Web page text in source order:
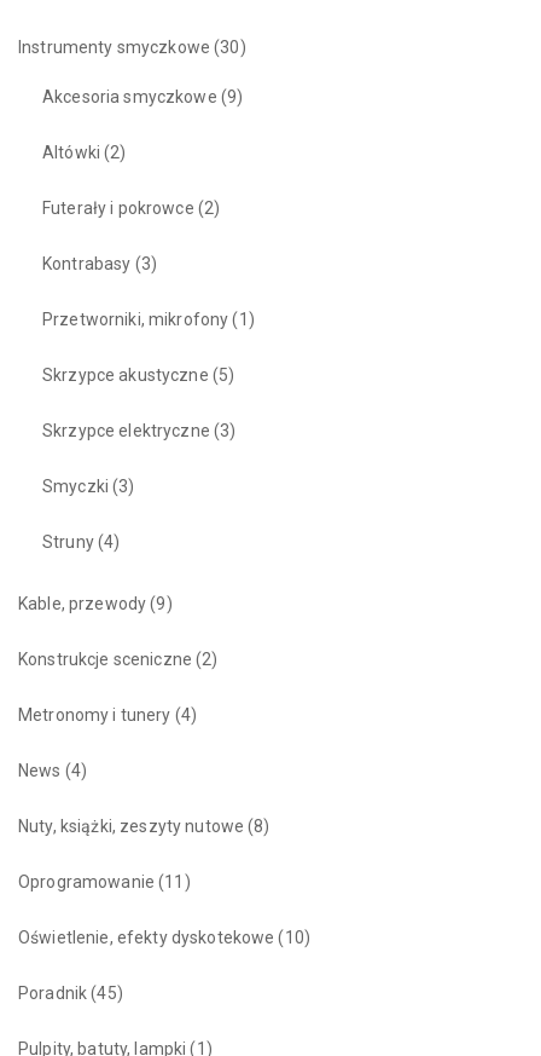
Instrumenty smyczkowe (30)
Akcesoria smyczkowe (9)
Altówki (2)
Futerały i pokrowce (2)
Kontrabasy (3)
Przetworniki, mikrofony(1)
Skrzypce akustyczne (5)
Skrzypce elektryczne (3)
Smyczki (3)
Struny(4)
Kable, przewody(9)
Konstrukcje sceniczne (2)
Metronomy i tunery (4)
News (4)
Nuty, książki, zeszyty nutowe (8)
Oprogramowanie (11)
Oświetlenie, efekty dyskotekowe (10)
Poradnik(45)
Pulpity, batuty, lampki (1)